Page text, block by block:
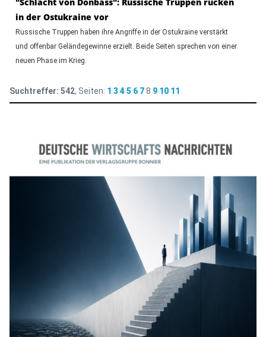
in der Ostukraine vor
Russische Truppen haben ihre Angriffe in der Ostukraine verstärkt
und offenbar Geländegewinne erzielt. Beide Seiten sprechen von einer
neuen Phase im Krieg.
Suchtreffer: 542, Seiten: 1 3 4 5 6 7 8 9 10 11